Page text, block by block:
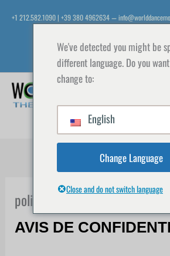
+1 212.582.1090 | +39 380 4962634 —
politique de confidentialité
AVIS DE
We've detected you might be
different language. Do you
change to:
English
Change Language
Close and do not switch language